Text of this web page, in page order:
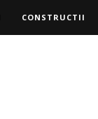
CONSTRUCTII